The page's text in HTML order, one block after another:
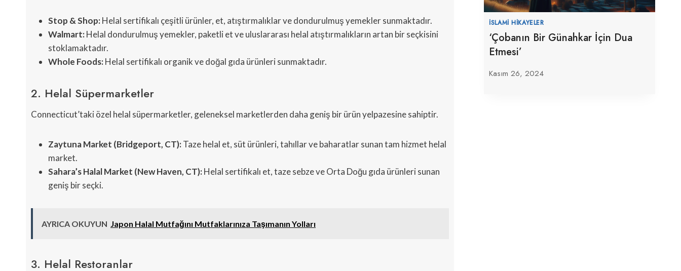
Stop & Shop:Helal sertifikalı çeşitli ürünler, et, atıştırmalıklar ve dondurulmuş yemekler sunmaktadır.
Walmart:Helal dondurulmuş yemekler, paketli et ve uluslararası helal atıştırmalıkların artan bir seçkisini
stoklamaktadır.
Whole Foods:Helal sertifikalı organik ve doğal gıda ürünleri sunmaktadır.
2. Helal Süpermarketler
Connecticut’taki özel helal süpermarketler, geleneksel marketlerden daha geniş bir ürün yelpazesine sahiptir.
Zaytuna Market (Bridgeport, CT):Taze helal et, süt ürünleri, tahıllar ve baharatlar sunan tam hizmet helal
market.
Sahara’s Halal Market (New Haven, CT):Helal sertifikalı et, taze sebze ve Orta Doğu gıda ürünleri sunan
geniş bir seçki.
AYRICA OKUYUN Japon Halal Mutfağını Mutfaklarınıza Taşımanın Yolları
3. Helal Restoranlar
İSLAMI HIKAYELER
‘Çobanın Bir Günahkar İçin Dua
Etmesi’
Kasım 26, 2024